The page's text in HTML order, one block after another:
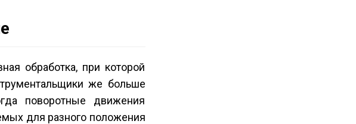
обработка, при которой
же больше
поворотные движения
для разного положения